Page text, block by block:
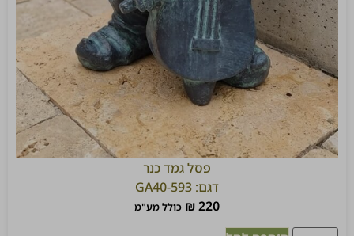
פסל גמד כנר
דגם: GA40-593
₪220 כולל מע"מ